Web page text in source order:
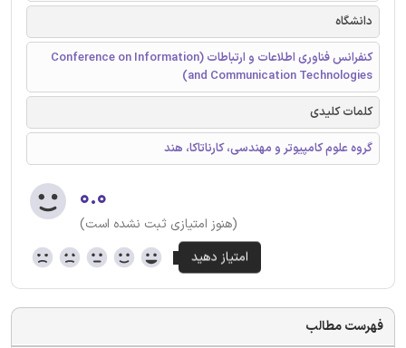
دانشگاه
کنفرانس فناوری اطلاعات و ارتباطات (Conference on Information
and Communication Technologies)
کلمات کلیدی
گروه علوم کامپیوتر و مهندسی، کارناتاکا، هند
۰.۰
(هنوز امتیازی ثبت نشده است)
فهرست مطالب